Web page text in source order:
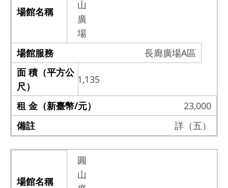
山
廣
場
長廊廣場A區
1,135
23,000
詳（五）
圓
山